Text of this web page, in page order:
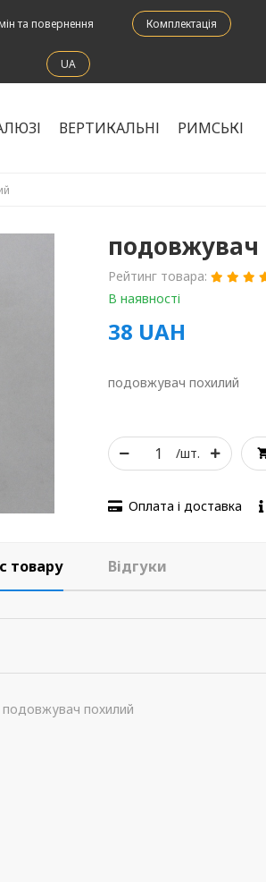
та повернення Комплектація
UA
ВЕРТИКАЛЬНІ РИМСЬКІ
Рейтинг товара:
В наявності
38 UAH
подовжувач похилий
/шт.
Оплата і доставка
товару Відгуки
подовжувач похилий